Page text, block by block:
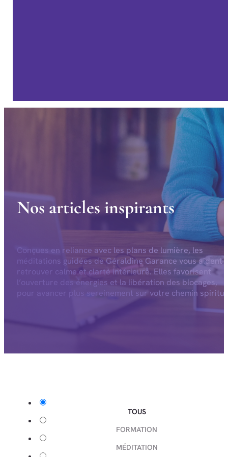
Nos articles inspirants
Conçues en reliance avec les plans de lumière, les
méditations guidées de Géraldine Garance vous aident
retrouver calme et clarté intérieure. Elles favorisent
l’ouverture des énergies et la libération des blocages,
pour avancer plus sereinement sur votre chemin
TOUS
FORMATION
MÉDITATION